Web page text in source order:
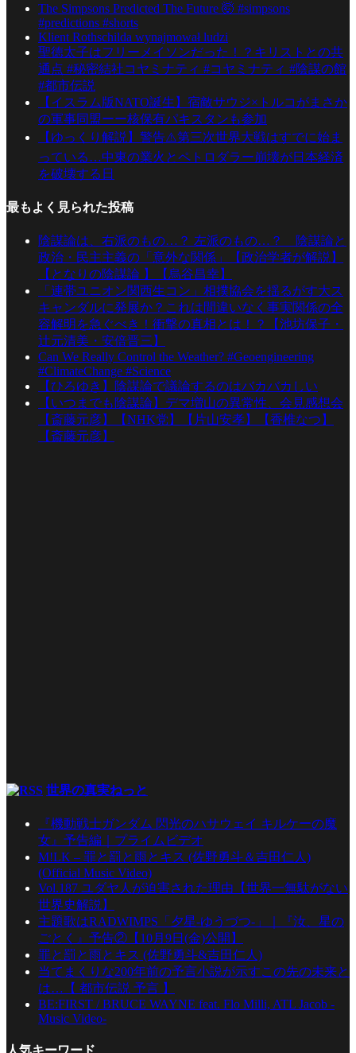
The Simpsons Predicted The Future 🤯 #simpsons
#predictions #shorts
Klient Rothschilda wynajmował ludzi
聖徳太子はフリーメイソンだった！？キリストとの共
通点 #秘密結社コヤミナティ #コヤミナティ #陰謀の館
#都市伝説
【イスラム版NATO誕生】宿敵サウジ×トルコがまさか
の軍事同盟ーー核保有パキスタンも参加
【ゆっくり解説】警告⚠️第三次世界大戦はすでに始ま
っている…中東の業火とペトロダラー崩壊が日本経済
を破壊する日
最もよく見られた投稿
陰謀論は、右派のもの…？ 左派のもの…？ 陰謀論と
政治・民主主義の「意外な関係」【政治学者が解説】
【となりの陰謀論 】【烏谷昌幸】
「連帯ユニオン関西生コン」相撲協会を揺るがす大ス
キャンダルに発展か？これは間違いなく事実関係の全
容解明を急ぐべき！衝撃の真相とは！？【池坊保子・
辻元清美・安倍晋三】
Can We Really Control the Weather? #Geoengineering
#ClimateChange #Science
【ひろゆき】陰謀論で議論するのはバカバカしい
【いつまでも陰謀論】デマ増山の異常性、会見感想会
【斎藤元彦】【NHK党】【片山安孝】【香椎なつ】
【斎藤元彦】
世界の真実ねっと
『機動戦士ガンダム 閃光のハサウェイ キルケーの魔
女』予告編｜プライムビデオ
M!LK – 罪と罰と雨とキス (佐野勇斗＆吉田仁人)
(Official Music Video)
Vol.187 ユダヤ人が迫害された理由【世界一無駄がない
世界史解説】
主題歌はRADWIMPS「夕星-ゆうづつ-」｜『汝、星の
ごとく』予告②【10月9日(金)公開】
罪と罰と雨とキス (佐野勇斗&吉田仁人)
当てまくりな200年前の予言小説が示すこの先の未来と
は…【 都市伝説 予言 】
BE:FIRST / BRUCE WAYNE feat. Flo Milli, ATL Jacob -
Music Video-